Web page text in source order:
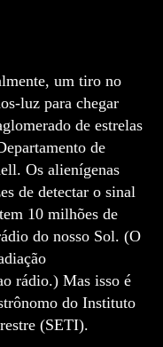
um tiro no
luz para chegar
de estrelas
de
Os alienígenas
de detectar o sinal
10 milhões de
do nosso Sol. (O
rádio.) Mas isso é
do Instituto
(SETI).